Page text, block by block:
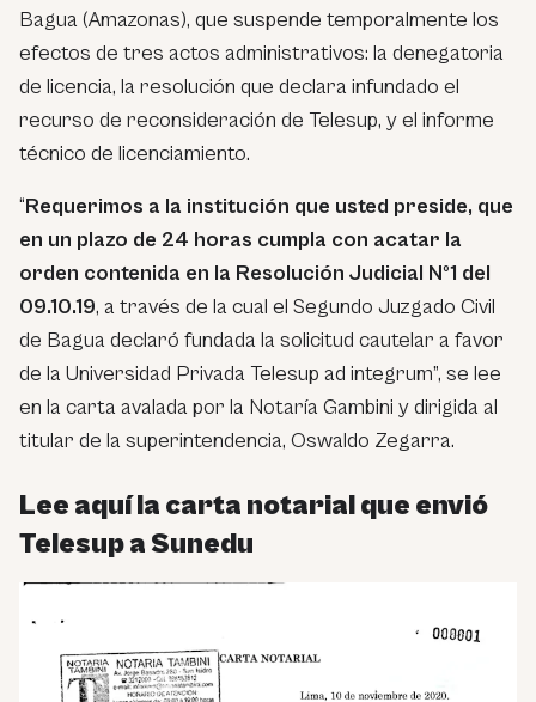
Bagua (Amazonas), que suspende temporalmente los
efectos de tres actos administrativos: la denegatoria
de licencia, la resolución que declara infundado el
recurso de reconsideración de Telesup, y el informe
técnico de licenciamiento.
“Requerimos a la institución que usted preside, que
en un plazo de 24 horas cumpla con acatar la
orden contenida en la Resolución Judicial Nº1 del
09.10.19, a través de la cual el Segundo Juzgado Civil
de Bagua declaró fundada la solicitud cautelar a favor
de la Universidad Privada Telesup ad integrum”, se lee
en la carta avalada por la Notaría Gambini y dirigida al
titular de la superintendencia, Oswaldo Zegarra.
Lee aquí la carta notarial que envió
Telesup a Sunedu